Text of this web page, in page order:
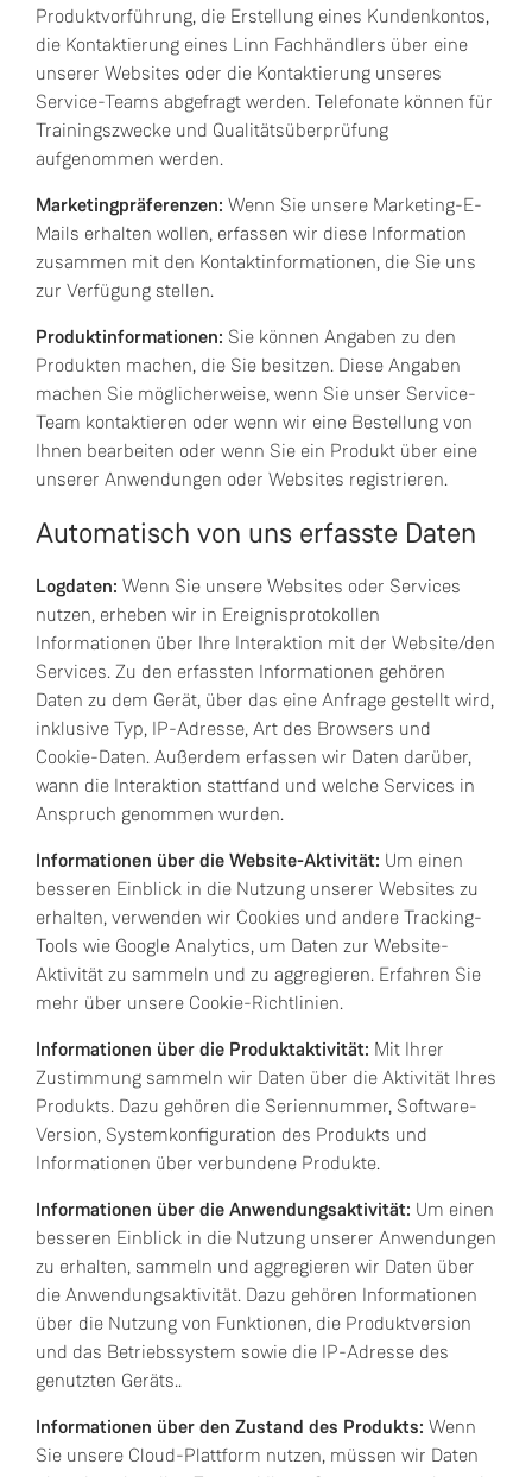
Produktvorführung, die Erstellung eines Kundenkontos,
die Kontaktierung eines Linn Fachhändlers über eine
unserer Websites oder die Kontaktierung unseres
Service-Teams abgefragt werden. Telefonate können für
Trainingszwecke und Qualitätsüberprüfung
aufgenommen werden.
Marketingpräferenzen: Wenn Sie unsere Marketing-E-
Mails erhalten wollen, erfassen wir diese Information
zusammen mit den Kontaktinformationen, die Sie uns
zur Verfügung stellen.
Produktinformationen: Sie können Angaben zu den
Produkten machen, die Sie besitzen. Diese Angaben
machen Sie möglicherweise, wenn Sie unser Service-
Team kontaktieren oder wenn wir eine Bestellung von
Ihnen bearbeiten oder wenn Sie ein Produkt über eine
unserer Anwendungen oder Websites registrieren.
Automatisch von uns erfasste Daten
Logdaten: Wenn Sie unsere Websites oder Services
nutzen, erheben wir in Ereignisprotokollen
Informationen über Ihre Interaktion mit der Website/den
Services. Zu den erfassten Informationen gehören
Daten zu dem Gerät, über das eine Anfrage gestellt wird,
inklusive Typ, IP-Adresse, Art des Browsers und
Cookie-Daten. Außerdem erfassen wir Daten darüber,
wann die Interaktion stattfand und welche Services in
Anspruch genommen wurden.
Informationen über die Website-Aktivität: Um einen
besseren Einblick in die Nutzung unserer Websites zu
erhalten, verwenden wir Cookies und andere Tracking-
Tools wie Google Analytics, um Daten zur Website-
Aktivität zu sammeln und zu aggregieren. Erfahren Sie
mehr über unsere Cookie-Richtlinien.
Informationen über die Produktaktivität: Mit Ihrer
Zustimmung sammeln wir Daten über die Aktivität Ihres
Produkts. Dazu gehören die Seriennummer, Software-
Version, Systemkonfiguration des Produkts und
Informationen über verbundene Produkte.
Informationen über die Anwendungsaktivität: Um einen
besseren Einblick in die Nutzung unserer Anwendungen
zu erhalten, sammeln und aggregieren wir Daten über
die Anwendungsaktivität. Dazu gehören Informationen
über die Nutzung von Funktionen, die Produktversion
und das Betriebssystem sowie die IP-Adresse des
genutzten Geräts..
Informationen über den Zustand des Produkts: Wenn
Sie unsere Cloud-Plattform nutzen, müssen wir Daten